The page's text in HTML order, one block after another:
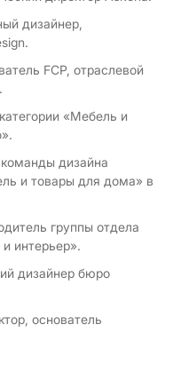
дизайнер,
FCP, отраслевой
«Мебель и
дизайна
и товары для дома» в
группы отдела
интерьер».
дизайнер бюро
основатель